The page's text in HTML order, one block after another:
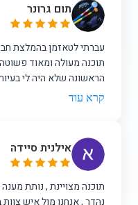
תום גרונר
עברתי לטאזמן בהמלצת
תוכנה מעולה ומאוד
הראשונה שלא היה לי
קרא עוד
אילנית סיידה
תוכנה מצויינת , נותת
נהדר , אנחנו מול איש